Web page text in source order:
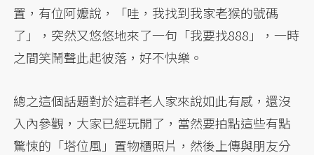
置，有位阿嬤說，「哇，我找到我家老猴的號碼
了」，突然又悠悠地來了一句「我要找888」，一時
之間笑鬧聲此起彼落，好不快樂。
總之這個話題對於這群老人家來說如此有感，還沒
入內參觀，大家已經玩開了，當然要拍點這些有點
驚悚的「塔位風」置物櫃照片，然後上傳與朋友分